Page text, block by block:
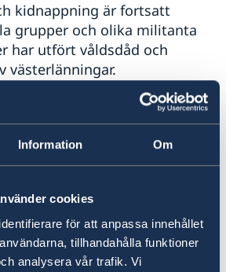
Information Om
cookies
för att anpassa innehållet
tillhandahålla funktioner
analysera vår trafik. Vi
katastrofer
säkerhet
företag
kidnappning är fortsatt
grupper och olika militanta
har utfört våldsdåd och
västerlänningar.
som beslutar sig för att
och lokala myndigheters
läget i landet snabbt kan
och övriga resor är
för information och råd om